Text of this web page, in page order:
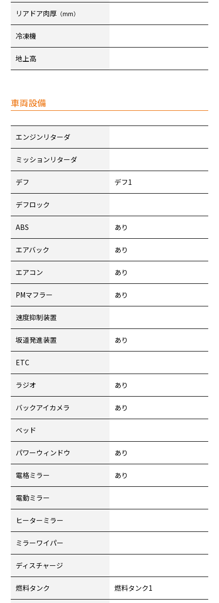
リアドア肉厚 （mm）
冷凍機
地上高
車両設備
エンジンリターダ
ミッションリターダ
デフ デフ1
デフロック
ABS あり
エアバック あり
エアコン あり
PMマフラー あり
速度抑制装置
坂道発進装置 あり
ETC
ラジオ あり
バックアイカメラ あり
ベッド
パワーウィンドウ あり
電格ミラー あり
電動ミラー
ヒーターミラー
ミラーワイパー
ディスチャージ
燃料タンク 燃料タンク1